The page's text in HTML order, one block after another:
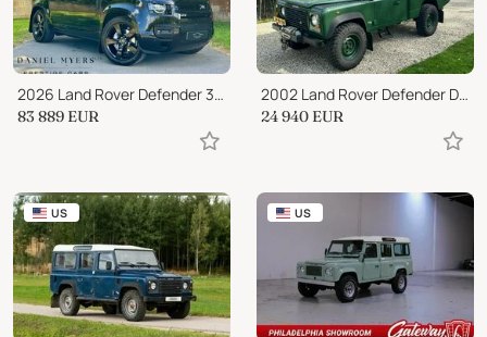
2026 Land Rover Defender 3.0 D350 MHEV X-Dynamic HSE Hard Top SUV Auto 4WD
83 889 EUR
2002 Land Rover Defender Defender
24 940 EUR
US US